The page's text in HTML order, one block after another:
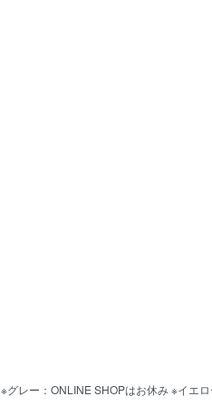
※グレー：ONLINE SHOPはお休み ※イエ